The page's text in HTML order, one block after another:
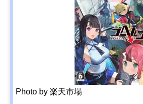
Photo by 楽天市場